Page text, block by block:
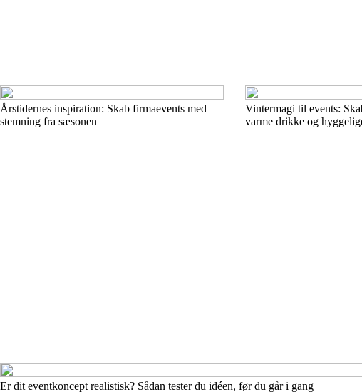
Årstidernes inspiration: Skab firmaevents med
stemning fra sæsonen
Vintermagi til events:
varme drikke og
Er dit eventkoncept realistisk? Sådan tester du idéen, før du går i gang